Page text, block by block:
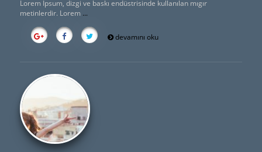
Lorem Ipsum, dizgi ve baskı endüstrisinde kullanılan mıgır
metinlerdir. Lorem ...
devamını oku